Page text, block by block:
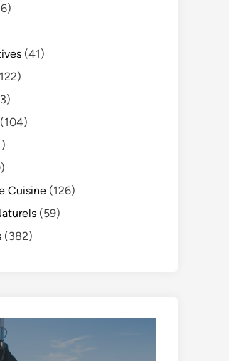
(41)
(104)
Cuisine (126)
(59)
(382)